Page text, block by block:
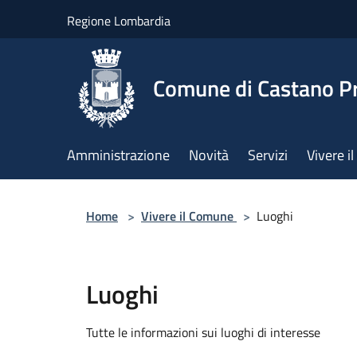
Regione Lombardia
Comune di Castano
Amministrazione Novità Servizi Vivere
Home > Vivere il Comune > Luoghi
Luoghi
Tutte le informazioni sui luoghi di interesse